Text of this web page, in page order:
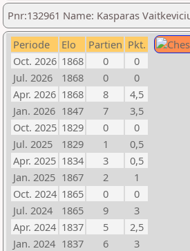
Pnr:132961 Name: Kasparas
Periode Elo Partien Pkt.
Oct. 2026 1868 0
0
Jul. 2026
1868 0
0
Apr. 2026 1868 8
4,5
Jan. 2026 1847 7
3,5
Oct. 2025 1829 0
0
Jul. 2025
1829 1
0,5
Apr. 2025 1834 3
0,5
Jan. 2025 1867 2
1
Oct. 2024 1865 0
0
Jul. 2024
1865 9
3
Apr. 2024 1837 5
2,5
Jan. 2024 1837 6
3